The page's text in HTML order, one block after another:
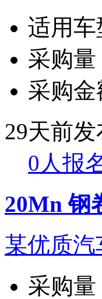
适用车
采购量
采购金
29天前发
0人报
20Mn 钢
某优质汽
采购量